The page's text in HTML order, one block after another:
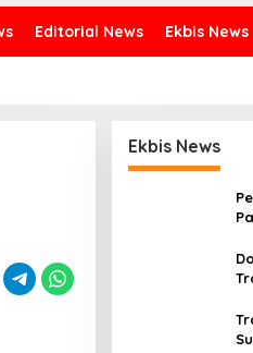
Editorial News Ekbis News
Ekbis News